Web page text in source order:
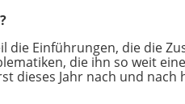
die Einführungen, die die
die ihn so weit
dieses Jahr nach und nach